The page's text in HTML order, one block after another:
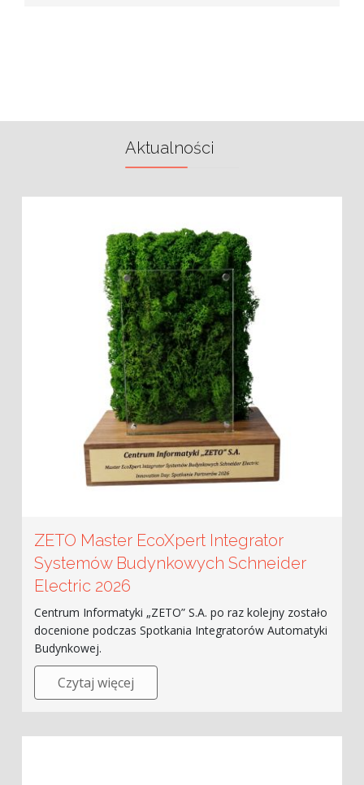
Aktualności
ZETO Master EcoXpert Integrator
Systemów Budynkowych Schneider
Electric 2026
Centrum Informatyki „ZETO” S.A. po raz kolejny zostało
docenione podczas Spotkania Integratorów Automatyki
Budynkowej.
Czytaj więcej